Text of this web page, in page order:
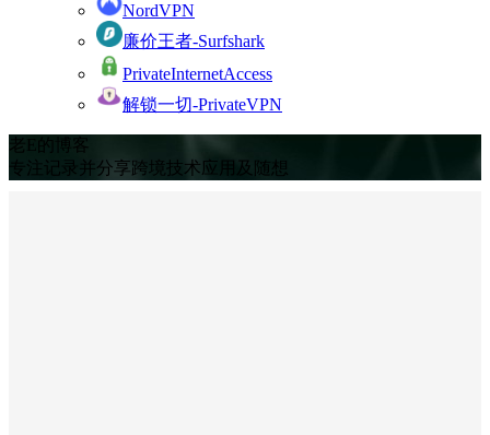
NordVPN
廉价王者-Surfshark
PrivateInternetAccess
解锁一切-PrivateVPN
老E的博客
专注记录并分享跨境技术应用及随想